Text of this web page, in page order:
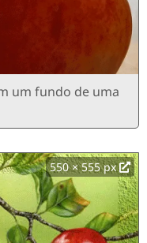
um fundo de uma
550 × 555 px